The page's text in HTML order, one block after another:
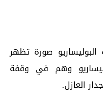
صورة تظهر
وهم في وقفة
العازل.